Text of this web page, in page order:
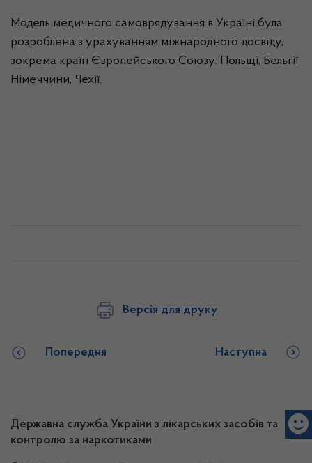
Модель медичного самоврядування в Україні була
розроблена з урахуванням міжнародного досвіду,
зокрема країн Європейського Союзу: Польщі, Бельгії,
Німеччини, Чехії.
Версія для друку
Попередня Наступна
Державна служба України з лікарських засобів та
контролю за наркотиками